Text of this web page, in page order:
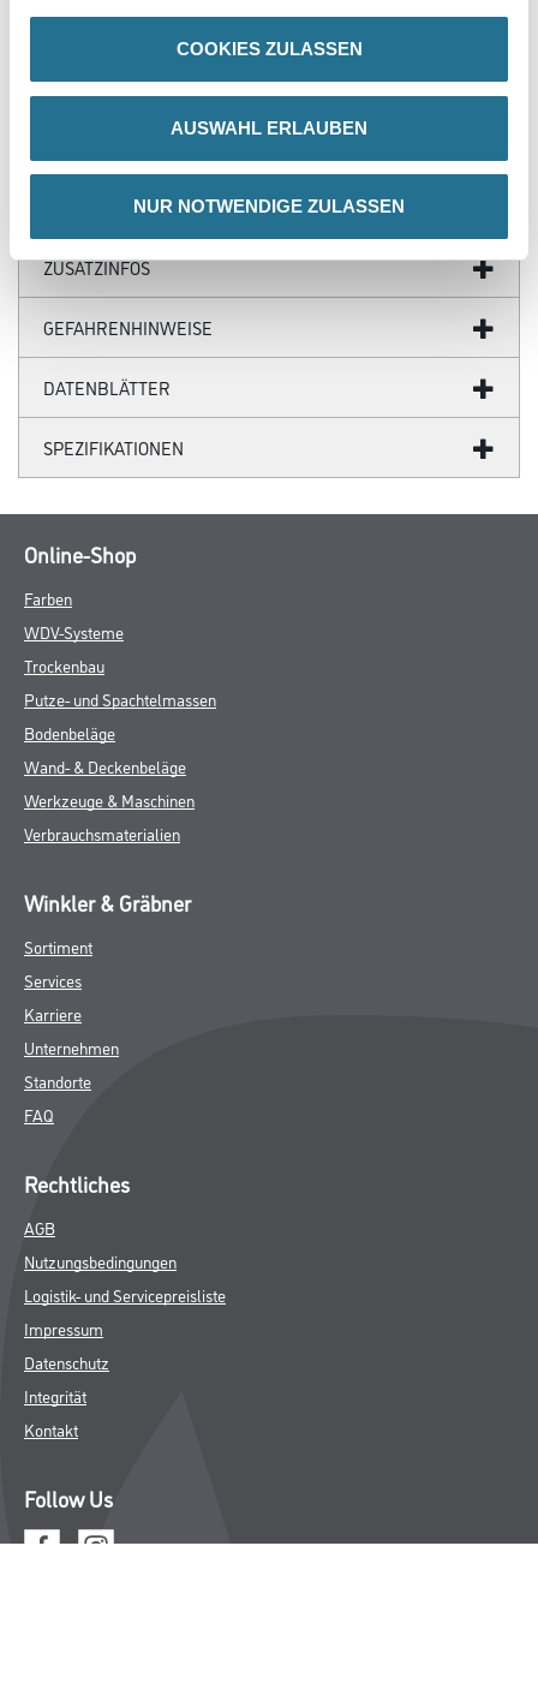
COOKIES ZULASSEN
AUSWAHL ERLAUBEN
NUR NOTWENDIGE ZULASSEN
PRODUKTEIGENSCHAFTEN
- Starke Haftung auf vielen Untergründen
- Hoher Lichtindex
- Desinfektionsmittelbeständig
- Emissionsminimiert und lösemittelfrei
Verarbeitungstemp./Luftfeuchte
Untere Temperaturgrenze bei der Verarbeitung und Trocknung:+5
°C für Untergrund und Umluft
Ca. 120 ml/m² pro Arbeitsgang auf glattem Untergrund. Auf rauen
Flächen ist der exakte Verbrauch durch Probebeschichtung zu
ermitteln. Um einen bestmöglichen Schutz vor Algen- und
auszuführen, um auf eine Schichtdicke im Mittel von mind. 150 µm
Jeder weitere Anstrich erhöht, bei einem Verbrauch von mind.
120ml/m² pro Anstrich, die Schichtdicke um weitere ca. 75 µm. Auf
rauen Flächen sind die Verbräuche entsprechend höher.
Achtung
ZUSATZINFOS
SPEZIFIKATIONEN
Online-Shop
Putze- und Spachtelmassen
Bodenbeläge
Wand- & Deckenbeläge
Werkzeuge & Maschinen
Verbrauchsmaterialien
Winkler & Gräbner
Karriere